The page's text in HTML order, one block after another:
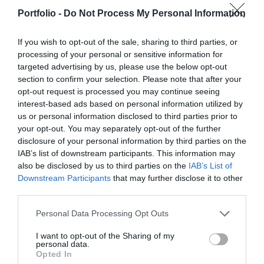
Portfolio - Do Not Process My Personal Information
If you wish to opt-out of the sale, sharing to third parties, or
processing of your personal or sensitive information for
targeted advertising by us, please use the below opt-out
section to confirm your selection. Please note that after your
opt-out request is processed you may continue seeing
interest-based ads based on personal information utilized by
us or personal information disclosed to third parties prior to
your opt-out. You may separately opt-out of the further
disclosure of your personal information by third parties on the
IAB’s list of downstream participants. This information may
also be disclosed by us to third parties on the IAB’s List of
Downstream Participants that may further disclose it to other
Personal Data Processing Opt Outs
I want to opt-out of the Sharing of my
personal data.
Opted In
szereplője – a termelők, az élelmiszergyártók és a
kereskedők – számára egyaránt hasznos tájékoztatásul
szolgálhatnak. Emellett a rendezvény széles
körű bemutatkozási és piacépítési lehetőséget biztosít az
agráriumot kiszolgáló vállalkozások – inputgyártók,
integrátorok, gépforgalmazók, finanszírozási és egyéb
szolgáltatók – számára. A konferencia a tartalmas
programkínálaton túl alkalmat teremt a szakmai
kapcsolatépítésre, a networkingre és az üzleti
tárgyalásokra, a színvonalas szakmai előadások és
kerekasztal-beszélgetések mellett pedig szórakoztató
műsorral járul hozzá a résztvevők feltöltődéséhez és
kikapcsolódásához. A Portfolio Csoport az Agrárszektor
Konferencián adja át tizenegy kategóriában azokat az
évente odaítélhető díjakat, amelyek az agrárium
eredményeinek elismeréséül szolgálnak. A díjakat az
agrárium legmeghatározóbb személyeségeiből áll szakmai
Elképesztő ütemben digitalizálódik az életünk és ezzel
megszűnnek, a fiókokba, személyes ügyintézésre csak a
legkomplexebb ügyekben járunk, digitális csatornákon 0-24
órában kommunikálunk, ügyeket intézünk. Ám most a
digitális világot, a belső működést és az ügyfél front-
endeket is feje tetejére állítja az AI-forradalom, és az
agentic AI trend. Az önállóan cselekedni képes AI-
ügynökök, illetve az egyes üzleti, compliance és
adminisztratív folyamatokat támogató AI-eszközök és
vállalti megoldások korábban elképzelhetetlen sebességet
és rendkívüli hatékonyságbeli fejlődési lehetőséget adnak a
cégeknek. MIt kezdünk a megnyert munkaórákkal és a
mesterséges intelligencia? Mire jó a vibe coding?
többek között ezekre a kérdésekre is válaszokat keresünk
és adunk!
RÉSZLETEK & JEGYEK
DEEP TECH 2026
2026. november 18. Radisson Blu Béke Hotel
A következő évtizedek technológiai versenye nem azon dől
azon, ki képes létrehozni, legyártani és birtokolni azokat a
technológiákat, amelyek nélkül mások sem tudnak majd